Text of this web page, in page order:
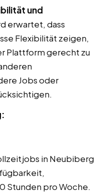
und
erwartet, dass
Flexibilität zeigen,
Plattform gerecht zu
Jobs oder
in Neubiberg
Stunden pro Woche.